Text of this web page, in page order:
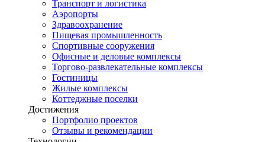
Транспорт и логистика
Аэропорты
Здравоохранение
Пищевая промышленность
Спортивные сооружения
Офисные и деловые комплексы
Торгово-развлекательные комплексы
Гостиницы
Жилые комплексы
Коттеджные поселки
Достижения
Портфолио проектов
Отзывы и рекомендации